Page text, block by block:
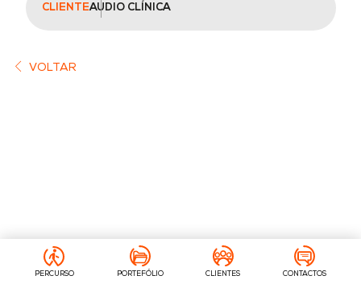
CLIENTEAUDIO CLÍNICA
VOLTAR
PERCURSO PORTEFÓLIO CLIENTES CONTACTOS